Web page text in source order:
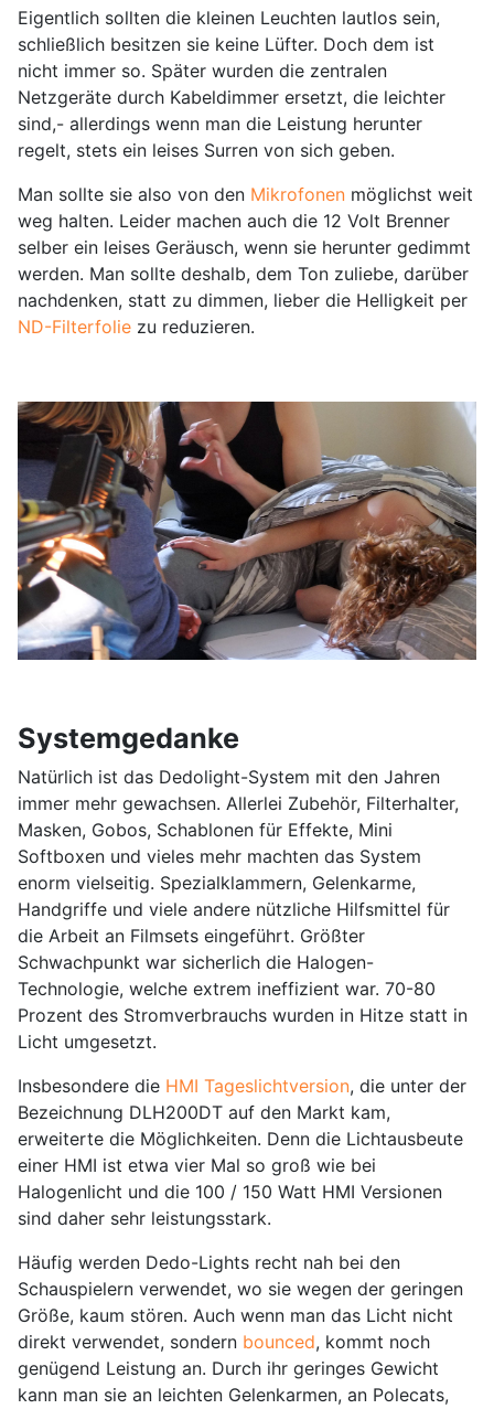
Eigentlich sollten die kleinen Leuchten lautlos sein,
schließlich besitzen sie keine Lüfter. Doch dem ist
nicht immer so. Später wurden die zentralen
Netzgeräte durch Kabeldimmer ersetzt, die leichter
sind,- allerdings wenn man die Leistung herunter
regelt, stets ein leises Surren von sich geben.
Man sollte sie also von den Mikrofonen möglichst weit
weg halten. Leider machen auch die 12 Volt Brenner
selber ein leises Geräusch, wenn sie herunter gedimmt
werden. Man sollte deshalb, dem Ton zuliebe, darüber
nachdenken, statt zu dimmen, lieber die Helligkeit per
ND-Filterfolie zu reduzieren.
Systemgedanke
Natürlich ist das Dedolight-System mit den Jahren
immer mehr gewachsen. Allerlei Zubehör, Filterhalter,
Masken, Gobos, Schablonen für Effekte, Mini
Softboxen und vieles mehr machten das System
enorm vielseitig. Spezialklammern, Gelenkarme,
Handgriffe und viele andere nützliche Hilfsmittel für
die Arbeit an Filmsets eingeführt. Größter
Schwachpunkt war sicherlich die Halogen-
Technologie, welche extrem ineffizient war. 70-80
Prozent des Stromverbrauchs wurden in Hitze statt in
Licht umgesetzt.
Insbesondere die HMI Tageslichtversion, die unter der
Bezeichnung DLH200DT auf den Markt kam,
erweiterte die Möglichkeiten. Denn die Lichtausbeute
einer HMI ist etwa vier Mal so groß wie bei
Halogenlicht und die 100 / 150 Watt HMI Versionen
sind daher sehr leistungsstark.
Häufig werden Dedo-Lights recht nah bei den
Schauspielern verwendet, wo sie wegen der geringen
Größe, kaum stören. Auch wenn man das Licht nicht
direkt verwendet, sondern bounced, kommt noch
genügend Leistung an. Durch ihr geringes Gewicht
kann man sie an leichten Gelenkarmen, an Polecats,